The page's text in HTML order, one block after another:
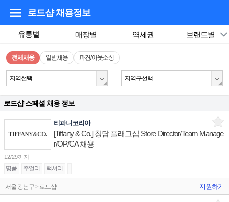
로드샵채용정보
유통별 매장별 역세권 브랜드별
전체채용 일반채용 파견/아웃소싱
지역선택 지역구선택
로드샵 스페셜 채용 정보
티파니코리아
[Tiffany & Co.] 청담 플래그십 Store Director/Team Manage
r/OP/CA 채용
12/29까지
명품 주얼리 럭셔리
서울 강남구 > 로드샵 지원하기